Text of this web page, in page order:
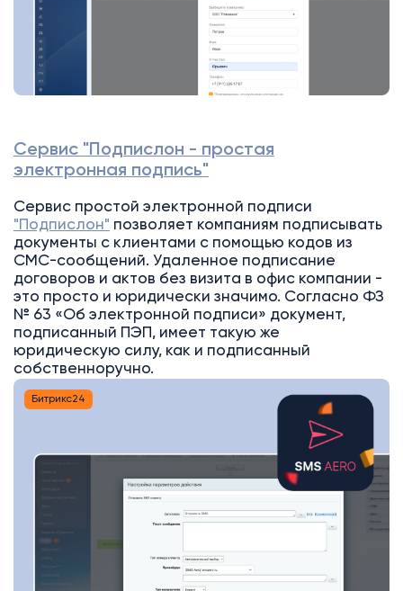
Сервис "Подпислон - простая
электронная подпись"
Сервис простой электронной подписи
"Подпислон" позволяет компаниям подписывать
документы с клиентами с помощью кодов из
СМС-сообщений. Удаленное подписание
договоров и актов без визита в офис компании -
это просто и юридически значимо. Согласно ФЗ
№ 63 «Об электронной подписи» документ,
подписанный ПЭП, имеет такую же
юридическую силу, как и подписанный
собственноручно.
Битрикс24